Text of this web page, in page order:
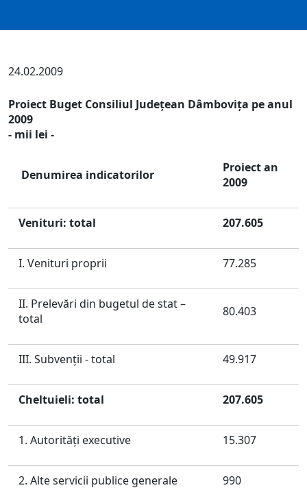
24.02.2009
Proiect Buget Consiliul Judeţean Dâmboviţa pe anul
2009
- mii lei -
Denumirea indicatorilor
Proiect an
2009
Venituri: total 207.605
I. Venituri proprii 77.285
II. Prelevări din bugetul de stat –
total
80.403
III. Subvenţii - total 49.917
Cheltuieli: total 207.605
1. Autorităţi executive 15.307
2. Alte servicii publice generale 990